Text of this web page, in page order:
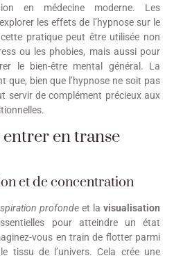
en médecine moderne. Les
les effets de l’hypnose sur le
pratique peut être utilisée non
ou les phobies, mais aussi pour
le bien-être mental général. La
que, bien que l’hypnose ne soit pas
servir de complément précieux aux
en transe
et de concentration
profondeet la visualisation
pour atteindre un état
vous en train de flotter parmi
tissu de l’univers. Cela crée une